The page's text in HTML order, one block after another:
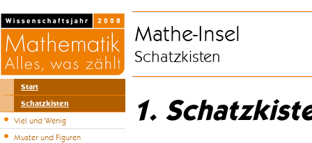
Start
Schatzkisten
Viel und Wenig
Muster und Figuren
Mathe-Insel
Schatzkisten
1.